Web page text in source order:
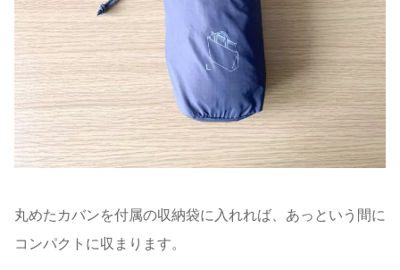
丸めたカバンを付属の収納袋に入れれば、あっという間に
コンパクトに収まります。